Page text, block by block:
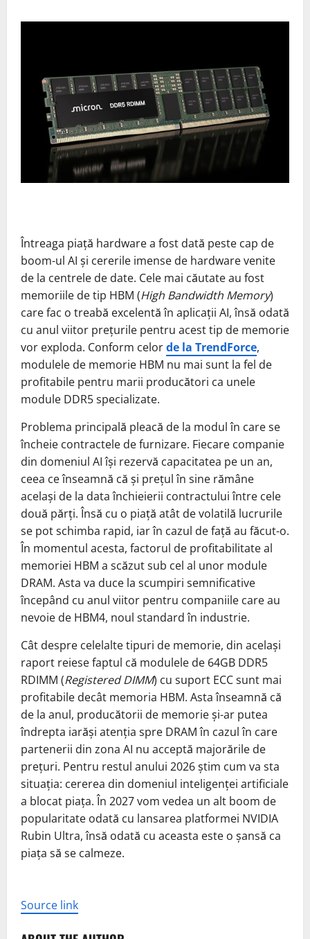
Întreaga piață hardware a fost dată peste cap de
boom-ul AI și cererile imense de hardware venite
de la centrele de date. Cele mai căutate au fost
memoriile de tip HBM (High Bandwidth Memory)
care fac o treabă excelentă în aplicații AI, însă odată
cu anul viitor prețurile pentru acest tip de memorie
vor exploda. Conform celorde la TrendForce,
modulele de memorie HBM nu mai sunt la fel de
profitabile pentru marii producători ca unele
module DDR5 specializate.
Problema principală pleacă de la modul în care se
încheie contractele de furnizare. Fiecare companie
din domeniul AI își rezervă capacitatea pe un an,
ceea ce înseamnă că și prețul în sine rămâne
același de la data închieierii contractului între cele
două părți. Însă cu o piață atât de volatilă lucrurile
se pot schimba rapid, iar în cazul de față au făcut-o.
În momentul acesta, factorul de profitabilitate al
memoriei HBM a scăzut sub cel al unor module
DRAM. Asta va duce la scumpiri semnificative
începând cu anul viitor pentru companiile care au
nevoie de HBM4, noul standard în industrie.
Cât despre celelalte tipuri de memorie, din același
raport reiese faptul că modulele de 64GB DDR5
RDIMM (Registered DIMM) cu suport ECC sunt mai
profitabile decât memoria HBM. Asta înseamnă că
de la anul, producătorii de memorie și-ar putea
îndrepta iarăși atenția spre DRAM în cazul în care
partenerii din zona AI nu acceptă majorările de
prețuri. Pentru restul anului 2026 știm cum va sta
situația: cererea din domeniul inteligenței artificiale
a blocat piața. În 2027 vom vedea un alt boom de
popularitate odată cu lansarea platformei NVIDIA
Rubin Ultra, însă odată cu aceasta este o șansă ca
piața să se calmeze.
Source link